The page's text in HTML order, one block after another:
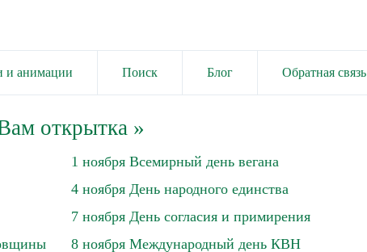
и анимации Поиск Блог Обратная связь
открытка»
1 ноября Всемирный день вегана
4 ноября День народного единства
7 ноября День согласия и примирения
8 ноября Международный день КВН